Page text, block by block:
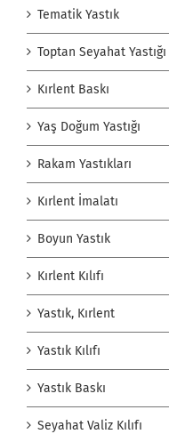
Tematik Yastık
Toptan Seyahat Yastığı
Kırlent Baskı
Yaş Doğum Yastığı
Rakam Yastıkları
Kırlent İmalatı
Boyun Yastık
Kırlent Kılıfı
Yastık, Kırlent
Yastık Kılıfı
Yastık Baskı
Seyahat Valiz Kılıfı